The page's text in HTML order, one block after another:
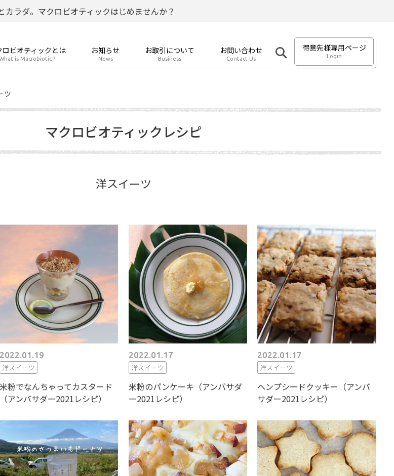
カラダ。マクロビオティックはじめませんか？
ロビオティックとは
is Macrobiotic ?
お知らせ
News
お取引について
Business
お問い合わせ
Contact Us
得意先様専用ページ
Login
ツ
マクロビオティックレシピ
洋スイーツ
2022.01.19
洋スイーツ
米粉でなんちゃってカスタード
（アンバサダー2021レシピ）
2022.01.17
洋スイーツ
米粉のパンケーキ（アンバサダ
ー2021レシピ）
2022.01.17
洋スイーツ
ヘンプシードクッキー（アンバ
サダー2021レシピ）